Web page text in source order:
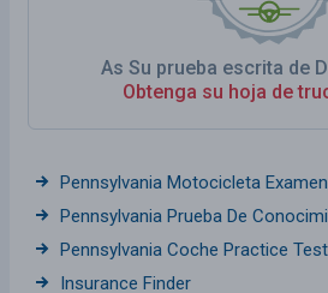
As Su prueba escrita de
Obtenga su hoja de
Pennsylvania Motocicleta
Pennsylvania Prueba De
Pennsylvania Coche Practice
Insurance Finder